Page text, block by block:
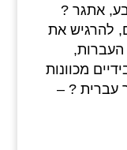
אתגר ?
להרגיש את
העברות,
מכוונות
עברית ? –